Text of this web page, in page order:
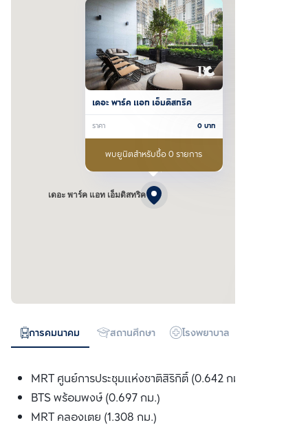
เดอะ พาร์ค แอท เอ็มดิสทริค
เดอะ พาร์ค แอท เอ็มดิสทริค
ราคา 0บาท
พบยูนิตสำหรับซื้อ 0 รายการ
การคมนาคม สถานศึกษา โรงพยาบาล
MRT ศูนย์การประชุมแห่งชาติสิริกิติ์ (0.642 กม.)
BTS พร้อมพงษ์ (0.697 กม.)
MRT คลองเตย (1.308 กม.)